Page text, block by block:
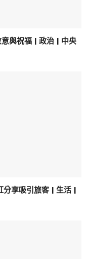
與祝福 | 政治 | 中央
分享吸引旅客 | 生活 |